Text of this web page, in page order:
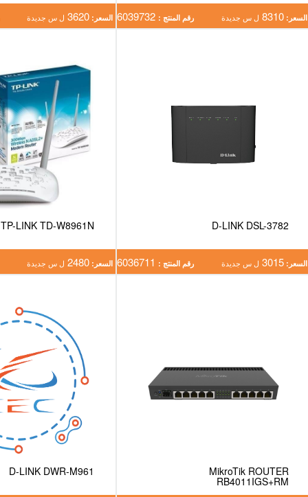
السعر: 8310 ل س جديدة رقم المنتج : السعر: 3620 ل س جديدة
D-LINK DSL-3782
السعر: 3015 ل س جديدة رقم المنتج :
TP-LINK TD-W8961N
السعر: 2480 ل س جديدة
MikroTik ROUTER
RB4011IGS+RM
D-LINK DWR-M961